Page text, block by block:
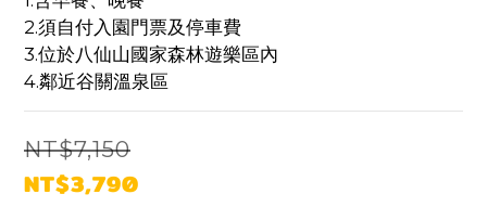
2.須自付入園門票及停車費
3.位於八仙山國家森林遊樂區內
4.鄰近谷關溫泉區
NT$7,150
NT$3,790